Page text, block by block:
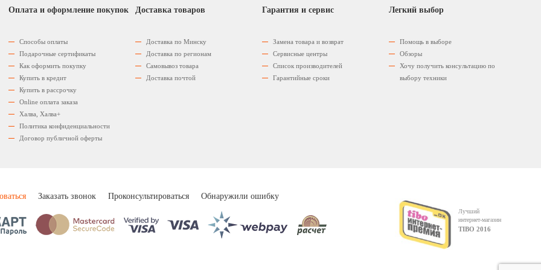
Оплата и оформление покупок
Способы оплаты
Подарочные сертификаты
Как оформить покупку
Купить в кредит
Купить в рассрочку
Оnline оплата заказа
Халва, Халва+
Политика конфиденциальности
Договор публичной оферты
Доставка товаров
Доставка по Минску
Доставка по регионам
Самовывоз товара
Доставка почтой
Гарантия и сервис
Замена товара и возврат
Сервисные центры
Список производителей
Гарантийные сроки
Легкий выбор
Помощь в выборе
Обзоры
Хочу получить консультацию по
выбору техники
Лучший
интернет-магазин
TIBO 2016
Заказать звонок Проконсультироваться Обнаружили ошибку